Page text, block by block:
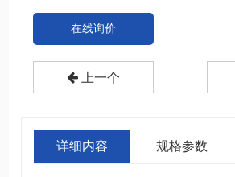
在线询价
上一个
详细内容 规格参数